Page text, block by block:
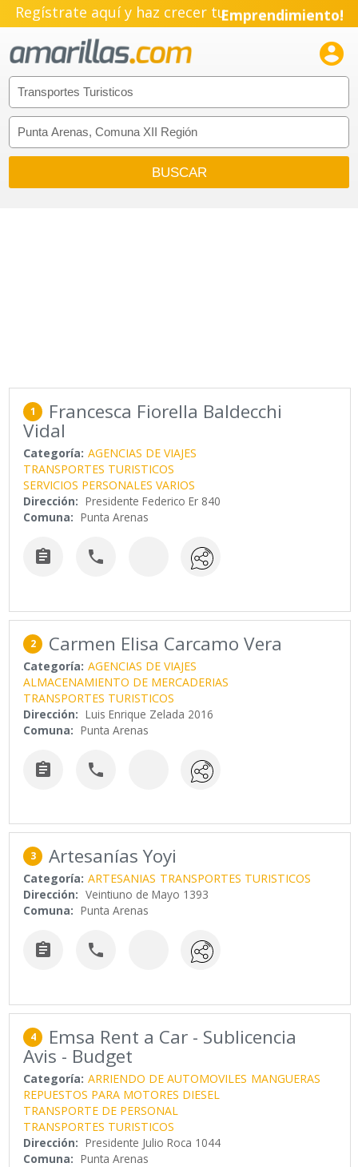
Regístrate aquí y haz crecer tuEmprendimiento!

1 Francesca Fiorella Baldecchi
Vidal
Categoría: AGENCIAS DE VIAJES
TRANSPORTES TURISTICOS
SERVICIOS PERSONALES VARIOS
Dirección: Presidente Federico Er 840
Comuna: Punta Arenas
 
2 Carmen Elisa Carcamo Vera
Categoría: AGENCIAS DE VIAJES
ALMACENAMIENTO DE MERCADERIAS
TRANSPORTES TURISTICOS
Dirección: Luis Enrique Zelada 2016
Comuna: Punta Arenas
 
3 Artesanías Yoyi
Categoría: ARTESANIAS TRANSPORTES TURISTICOS
Dirección: Veintiuno de Mayo 1393
Comuna: Punta Arenas
 
4 Emsa Rent a Car - Sublicencia
Avis - Budget
Categoría: ARRIENDO DE AUTOMOVILES MANGUERAS
REPUESTOS PARA MOTORES DIESEL
TRANSPORTE DE PERSONAL
TRANSPORTES TURISTICOS
Dirección: Presidente Julio Roca 1044
Comuna: Punta Arenas